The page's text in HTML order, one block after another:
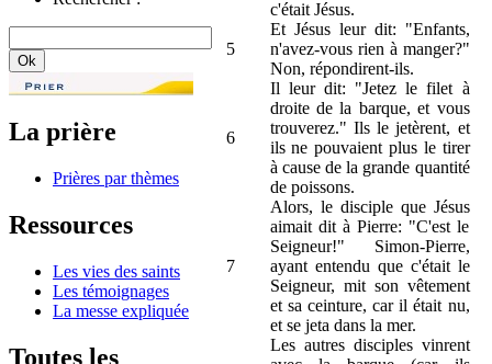
La prière
Prières par thèmes
Ressources
Les vies des saints
Les témoignages
La messe expliquée
Toutes les
c'était Jésus.
5
Et Jésus leur dit: "Enfants,
n'avez-vous rien à manger?"
Non, répondirent-ils.
6
Il leur dit: "Jetez le filet à
droite de la barque, et vous
trouverez." Ils le jetèrent, et
ils ne pouvaient plus le tirer
à cause de la grande quantité
de poissons.
7
Alors, le disciple que Jésus
aimait dit à Pierre: "C'est le
Seigneur!" Simon-Pierre,
ayant entendu que c'était le
Seigneur, mit son vêtement
et sa ceinture, car il était nu,
et se jeta dans la mer.
Les autres disciples vinrent